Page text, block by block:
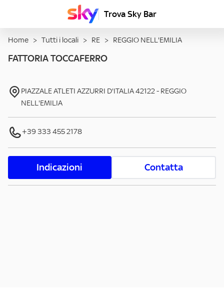
Trova Sky Bar
Home > Tutti i locali > RE > REGGIO NELL'EMILIA
FATTORIA TOCCAFERRO
PIAZZALE ATLETI AZZURRI D'ITALIA42122- REGGIO
NELL'EMILIA
+39 333 455 2178
Indicazioni Contatta